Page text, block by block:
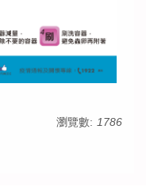
瀏覽數: 1786